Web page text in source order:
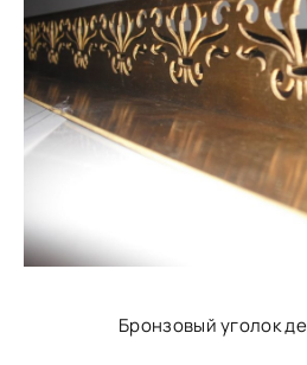
Бронзовый уголок